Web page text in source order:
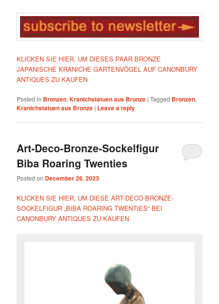
KLICKEN SIE HIER, UM DIESES PAAR BRONZE
JAPANISCHE KRANICHE GARTENVÖGEL AUF CANONBURY
ANTIQUES ZU KAUFEN
Posted in Bronzen,Kranichstatuen aus Bronze |Tagged Bronzen,
Kranichstatuen aus Bronze | Leave a reply
Art-Deco-Bronze-Sockelfigur
Biba Roaring Twenties
Posted on December 26, 2023
KLICKEN SIE HIER, UM DIESE ART-DECO-BRONZE-
SOCKELFIGUR „BIBA ROARING TWENTIES“ BEI
CANONBURY ANTIQUES ZU KAUFEN